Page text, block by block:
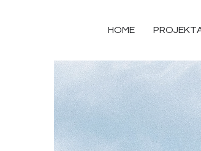
HOME